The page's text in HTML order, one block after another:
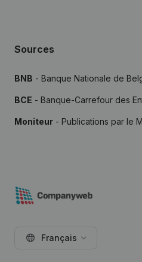
Sources
BNB - Banque Nationale de
BCE - Banque-Carrefour des
Moniteur - Publications par le
Français